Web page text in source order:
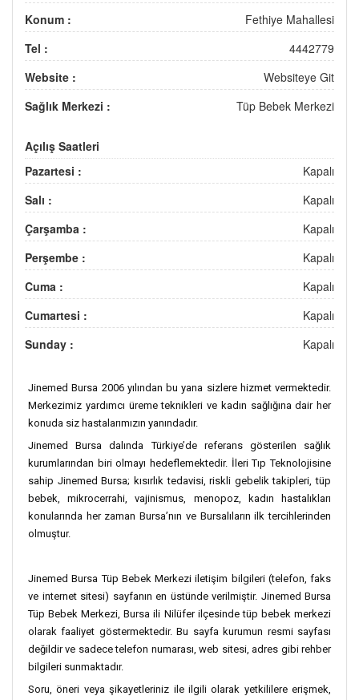
Konum :
Fethiye Mahallesi
Tel :
4442779
Website :
Websiteye Git
Sağlık Merkezi :
Tüp Bebek Merkezi
Açılış Saatleri
Pazartesi :
Kapalı
Salı :
Kapalı
Çarşamba :
Kapalı
Perşembe :
Kapalı
Cuma :
Kapalı
Cumartesi :
Kapalı
Sunday :
Kapalı
Jinemed Bursa 2006 yılından bu yana sizlere hizmet vermektedir.
Merkezimiz yardımcı üreme teknikleri ve kadın sağlığına dair her
konuda siz hastalarımızın yanındadır.
Jinemed Bursa dalında Türkiye’de referans gösterilen sağlık
kurumlarından biri olmayı hedeflemektedir. İleri Tıp Teknolojisine
sahip Jinemed Bursa; kısırlık tedavisi, riskli gebelik takipleri, tüp
bebek, mikrocerrahi, vajinismus, menopoz, kadın hastalıkları
konularında her zaman Bursa’nın ve Bursalıların ilk tercihlerinden
olmuştur.
Jinemed Bursa Tüp Bebek Merkezi iletişim bilgileri (telefon, faks
ve internet sitesi) sayfanın en üstünde verilmiştir. Jinemed Bursa
Tüp Bebek Merkezi, Bursa ili Nilüfer ilçesinde tüp bebek merkezi
olarak faaliyet göstermektedir. Bu sayfa kurumun resmi sayfası
değildir ve sadece telefon numarası, web sitesi, adres gibi rehber
bilgileri sunmaktadır.
Soru, öneri veya şikayetleriniz ile ilgili olarak yetkililere erişmek,